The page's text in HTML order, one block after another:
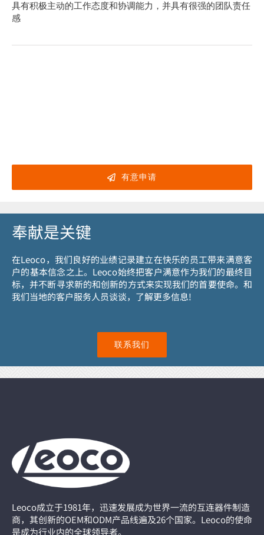
具有积极主动的工作态度和协调能力，并具有很强的团队责任
感
有意申请
奉献是关键
在Leoco，我们良好的业绩记录建立在快乐的员工带来满意客
户的基本信念之上。Leoco始终把客户满意作为我们的最终目
标，并不断寻求新的和创新的方式来实现我们的首要使命。和
我们当地的客户服务人员谈谈，了解更多信息!
联系我们
Leoco成立于1981年，迅速发展成为世界一流的互连器件制造
商，其创新的OEM和ODM产品线遍及26个国家。Leoco的使命
是成为行业内的全球领导者。